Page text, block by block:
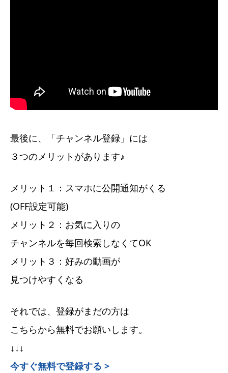
最後に、「チャンネル登録」には
３つのメリットがあります♪
メリット１：スマホに公開通知がくる
(OFF設定可能)
メリット２：お気に入りの
チャンネルを毎回検索しなくてOK
メリット３：好みの動画が
見つけやすくなる
それでは、登録がまだの方は
こちらから無料でお願いします。
↓↓↓
今すぐ無料で登録する >